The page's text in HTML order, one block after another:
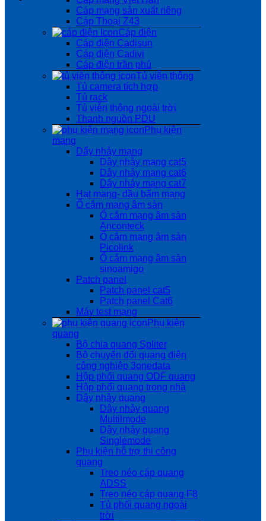
Cáp mạng sản xuất riêng
Cáp Thoại Z43
Cáp điện
Cáp điện Cadisun
Cáp điện Cadivi
Cáp điện trần phú
Tủ viễn thông
Tủ camera tích hợp
Tủ rack
Tủ viễn thông ngoài trời
Thanh nguồn PDU
Phụ kiện
mạng
Dẩy nhảy mạng
Dây nhảy mạng cat5
Dây nhảy mạng cat6
Dây nhảy mạng cat7
Hạt mạng- đầu bấm mạng
Ổ cắm mạng âm sàn
Ổ cắm mạng âm sàn
Anconteck
Ổ cắm mạng âm sàn
Picolink
Ổ cắm mạng âm sàn
sinoamigo
Patch panel
Patch panel cat5
Patch panel Cat6
Máy test mạng
Phụ kiện
quang
Bộ chia quang Spliter
Bộ chuyển đổi quang điện
công nghiệp 3onedata
Hộp phối quang ODF quang
Hộp phối quang trong nhà
Dây nhảy quang
Dây nhảy quang
Multilmode
Dây nhảy quang
Singlemode
Phụ kiện hỗ trợ thi công
quang
Treo néo cáp quang
ADSS
Treo néo cáp quang F8
Tủ phối quang ngoài
trời